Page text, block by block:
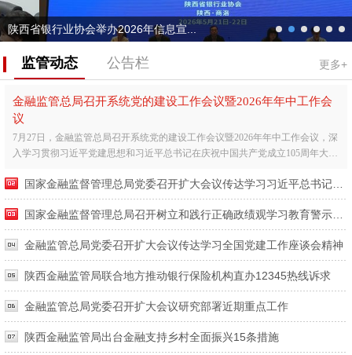
陕西省银行业协会举办2026年信息宣...
监管动态 公告栏 更多+
金融监管总局召开系统党的建设工作会议暨2026年年中工作会
议
7月27日，金融监管总局召开系统党的建设工作会议暨2026年年中工作会议，深
入学习贯彻习近平党建思想和习近平总书记在庆祝中国共产党成立105周年大会
金融监管总局党委召开扩大会议传达学习全国党建工作座谈会精神
陕西金融监管局联合地方推动银行保险机构直办12345热线诉求
金融监管总局党委召开扩大会议研究部署近期重点工作
陕西金融监管局出台金融支持乡村全面振兴15条措施